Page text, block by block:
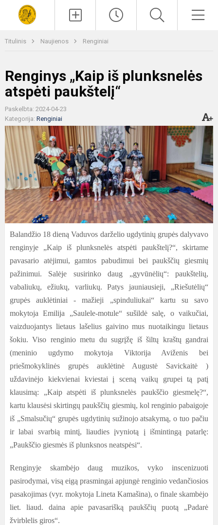
Titulinis Naujienos Renginiai
Renginys „Kaip iš plunksnelės
atspėti paukštelį“
Paskelbta: 2024-04-23
Kategorija: Renginiai
Balandžio 18 dieną Vaduvos darželio ugdytinių grupės dalyvavo
renginyje „Kaip iš plunksnelės atspėti paukštelį?“, skirtame
pavasario atėjimui, gamtos pabudimui bei paukščių giesmių
pažinimui. Salėje susirinko daug „gyvūnėlių“: paukštelių,
vabaliukų, ežiukų, varliukų. Patys jauniausieji, „Riešutėlių“
grupės auklėtiniai - mažieji „spinduliukai“ kartu su savo
mokytoja Emilija „Saulele-motule“ sušildė salę, o vaikučiai,
vaizduojantys lietaus lašelius gaivino mus nuotaikingu lietaus
šokiu. Viso renginio metu du sugrįžę iš šiltų kraštų gandrai
(meninio ugdymo mokytoja Viktorija Aviženis bei
priešmokyklinės grupės auklėtinė Augustė Savickaitė )
uždavinėjo kiekvienai kviestai į sceną vaikų grupei tą patį
klausimą: „Kaip atspėti iš plunksnelės paukščio giesmelę?“,
kartu klausėsi skirtingų paukščių giesmių, kol renginio pabaigoje
iš „Smalsučių“ grupės ugdytinių sužinojo atsakymą, o tuo pačiu
ir labai svarbią mintį, liaudies įvyniotą į išmintingą patarlę:
„Paukščio giesmės iš plunksnos neatspėsi“.
Renginyje skambėjo daug muzikos, vyko inscenizuoti
pasirodymai, visą eigą prasmingai apjungė renginio vedančiosios
pasakojimas (vyr. mokytoja Lineta Kamašina), o finale skambėjo
liet. liaud. daina apie pavasarišką paukščių puotą „Padarė
žvirblelis giros“.